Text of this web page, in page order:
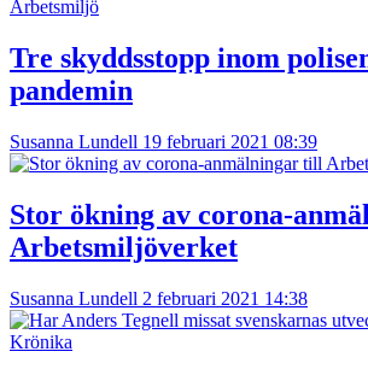
Arbetsmiljö
Tre skyddsstopp inom
pandemin
Susanna Lundell 19 februari 2021 08:39
Stor ökning av corona-
Arbetsmiljöverket
Susanna Lundell 2 februari 2021 14:38
Krönika